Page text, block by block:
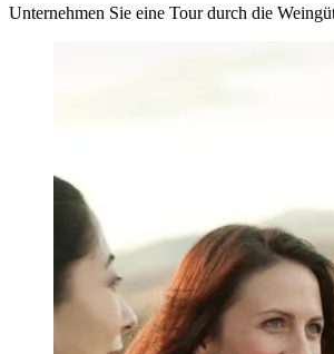
Unternehmen Sie eine Tour durch die